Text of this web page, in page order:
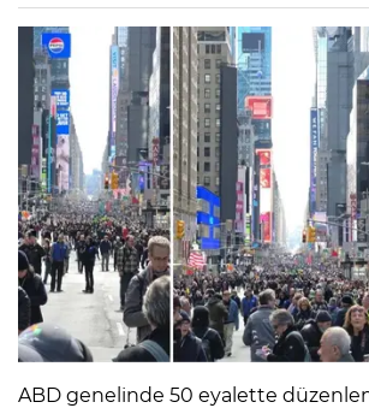
ABD genelinde 50 eyalette